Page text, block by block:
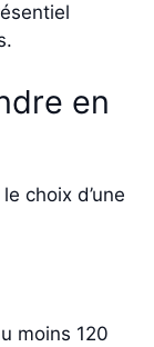
en
choix d’une
moins 120